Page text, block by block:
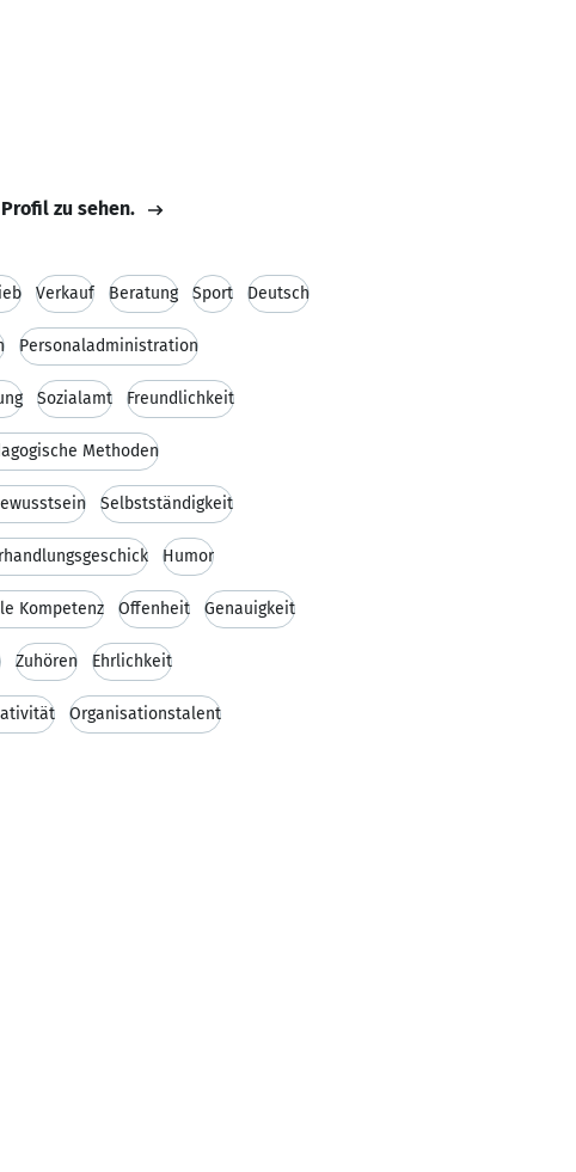
zu sehen.
Verkauf Beratung Sport Deutsch
Personaladministration
Sozialamt Freundlichkeit
Methoden
Selbstständigkeit
Humor
Kompetenz Offenheit Genauigkeit
Zuhören Ehrlichkeit
Organisationstalent